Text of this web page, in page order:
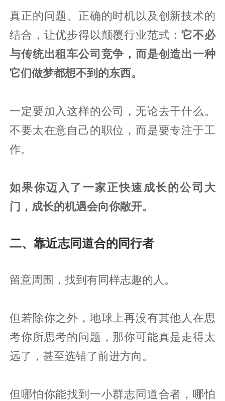
真正的问题、正确的时机以及创新技术的
结合，让优步得以颠覆行业范式： 它不必
与传统出租车公司竞争，而是创造出一种
它们做梦都想不到的东西。
一定要加入这样的公司，无论去干什么。
不要太在意自己的职位，而是要专注于工
作。
如果你迈入了一家正快速成长的公司大
门，成长的机遇会向你敞开。
二、靠近志同道合的同行者
留意周围，找到有同样志趣的人。
但若除你之外，地球上再没有其他人在思
考你所思考的问题，那你可能真是走得太
远了，甚至选错了前进方向。
但哪怕你能找到一小群志同道合者，哪怕